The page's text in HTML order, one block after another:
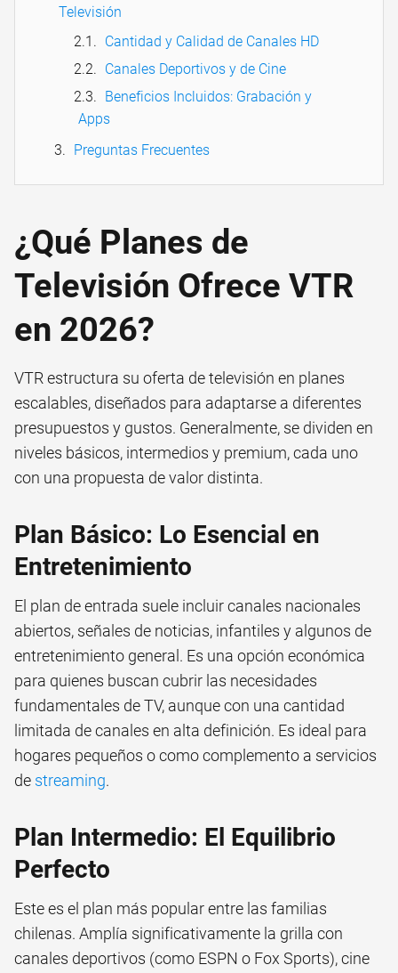
Televisión
Cantidad y Calidad de Canales HD
Canales Deportivos y de Cine
Beneficios Incluidos: Grabación y
Apps
Preguntas Frecuentes
¿Qué Planes de
Televisión Ofrece VTR
en 2026?
VTR estructura su oferta de televisión en planes
escalables, diseñados para adaptarse a diferentes
presupuestos y gustos. Generalmente, se dividen en
niveles básicos, intermedios y premium, cada uno
con una propuesta de valor distinta.
Plan Básico: Lo Esencial en
Entretenimiento
El plan de entrada suele incluir canales nacionales
abiertos, señales de noticias, infantiles y algunos de
entretenimiento general. Es una opción económica
para quienes buscan cubrir las necesidades
fundamentales de TV, aunque con una cantidad
limitada de canales en alta definición. Es ideal para
hogares pequeños o como complemento a servicios
de streaming.
Plan Intermedio: El Equilibrio
Perfecto
Este es el plan más popular entre las familias
chilenas. Amplía significativamente la grilla con
canales deportivos (como ESPN o Fox Sports), cine